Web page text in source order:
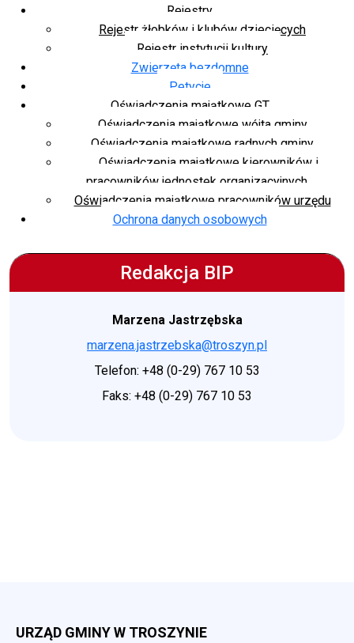
Rejestry
Rejestr żłobków i klubów dziecięcych
Rejestr instytucji kultury
Zwierzęta bezdomne
Petycje
Oświadczenia majątkowe GT
Oświadczenia majątkowe wójta gminy
Oświadczenia majątkowe radnych gminy
Oświadczenia majątkowe kierowników i
pracowników jednostek organizacyjnych
Oświadczenia majątkowe pracowników urzędu
Ochrona danych osobowych
Redakcja BIP
Marzena Jastrzębska
marzena.jastrzebska@troszyn.pl
Telefon: +48 (0-29) 767 10 53
Faks: +48 (0-29) 767 10 53
URZĄD GMINY W TROSZYNIE